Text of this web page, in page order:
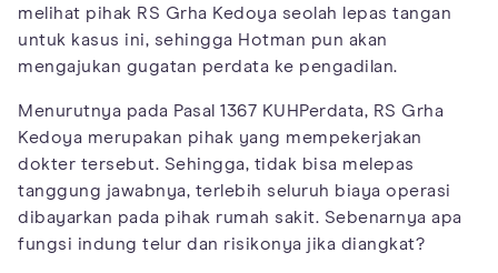
melihat pihak RS Grha Kedoya seolah lepas tangan
untuk kasus ini, sehingga Hotman pun akan
mengajukan gugatan perdata ke pengadilan.
Menurutnya pada Pasal 1367 KUHPerdata, RS Grha
Kedoya merupakan pihak yang mempekerjakan
dokter tersebut. Sehingga, tidak bisa melepas
tanggung jawabnya, terlebih seluruh biaya operasi
dibayarkan pada pihak rumah sakit. Sebenarnya apa
fungsi indung telur dan risikonya jika diangkat?